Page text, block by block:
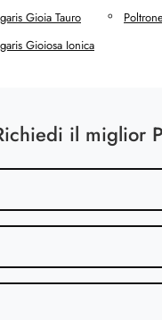
Gioia Tauro
Gioiosa Ionica
il miglior